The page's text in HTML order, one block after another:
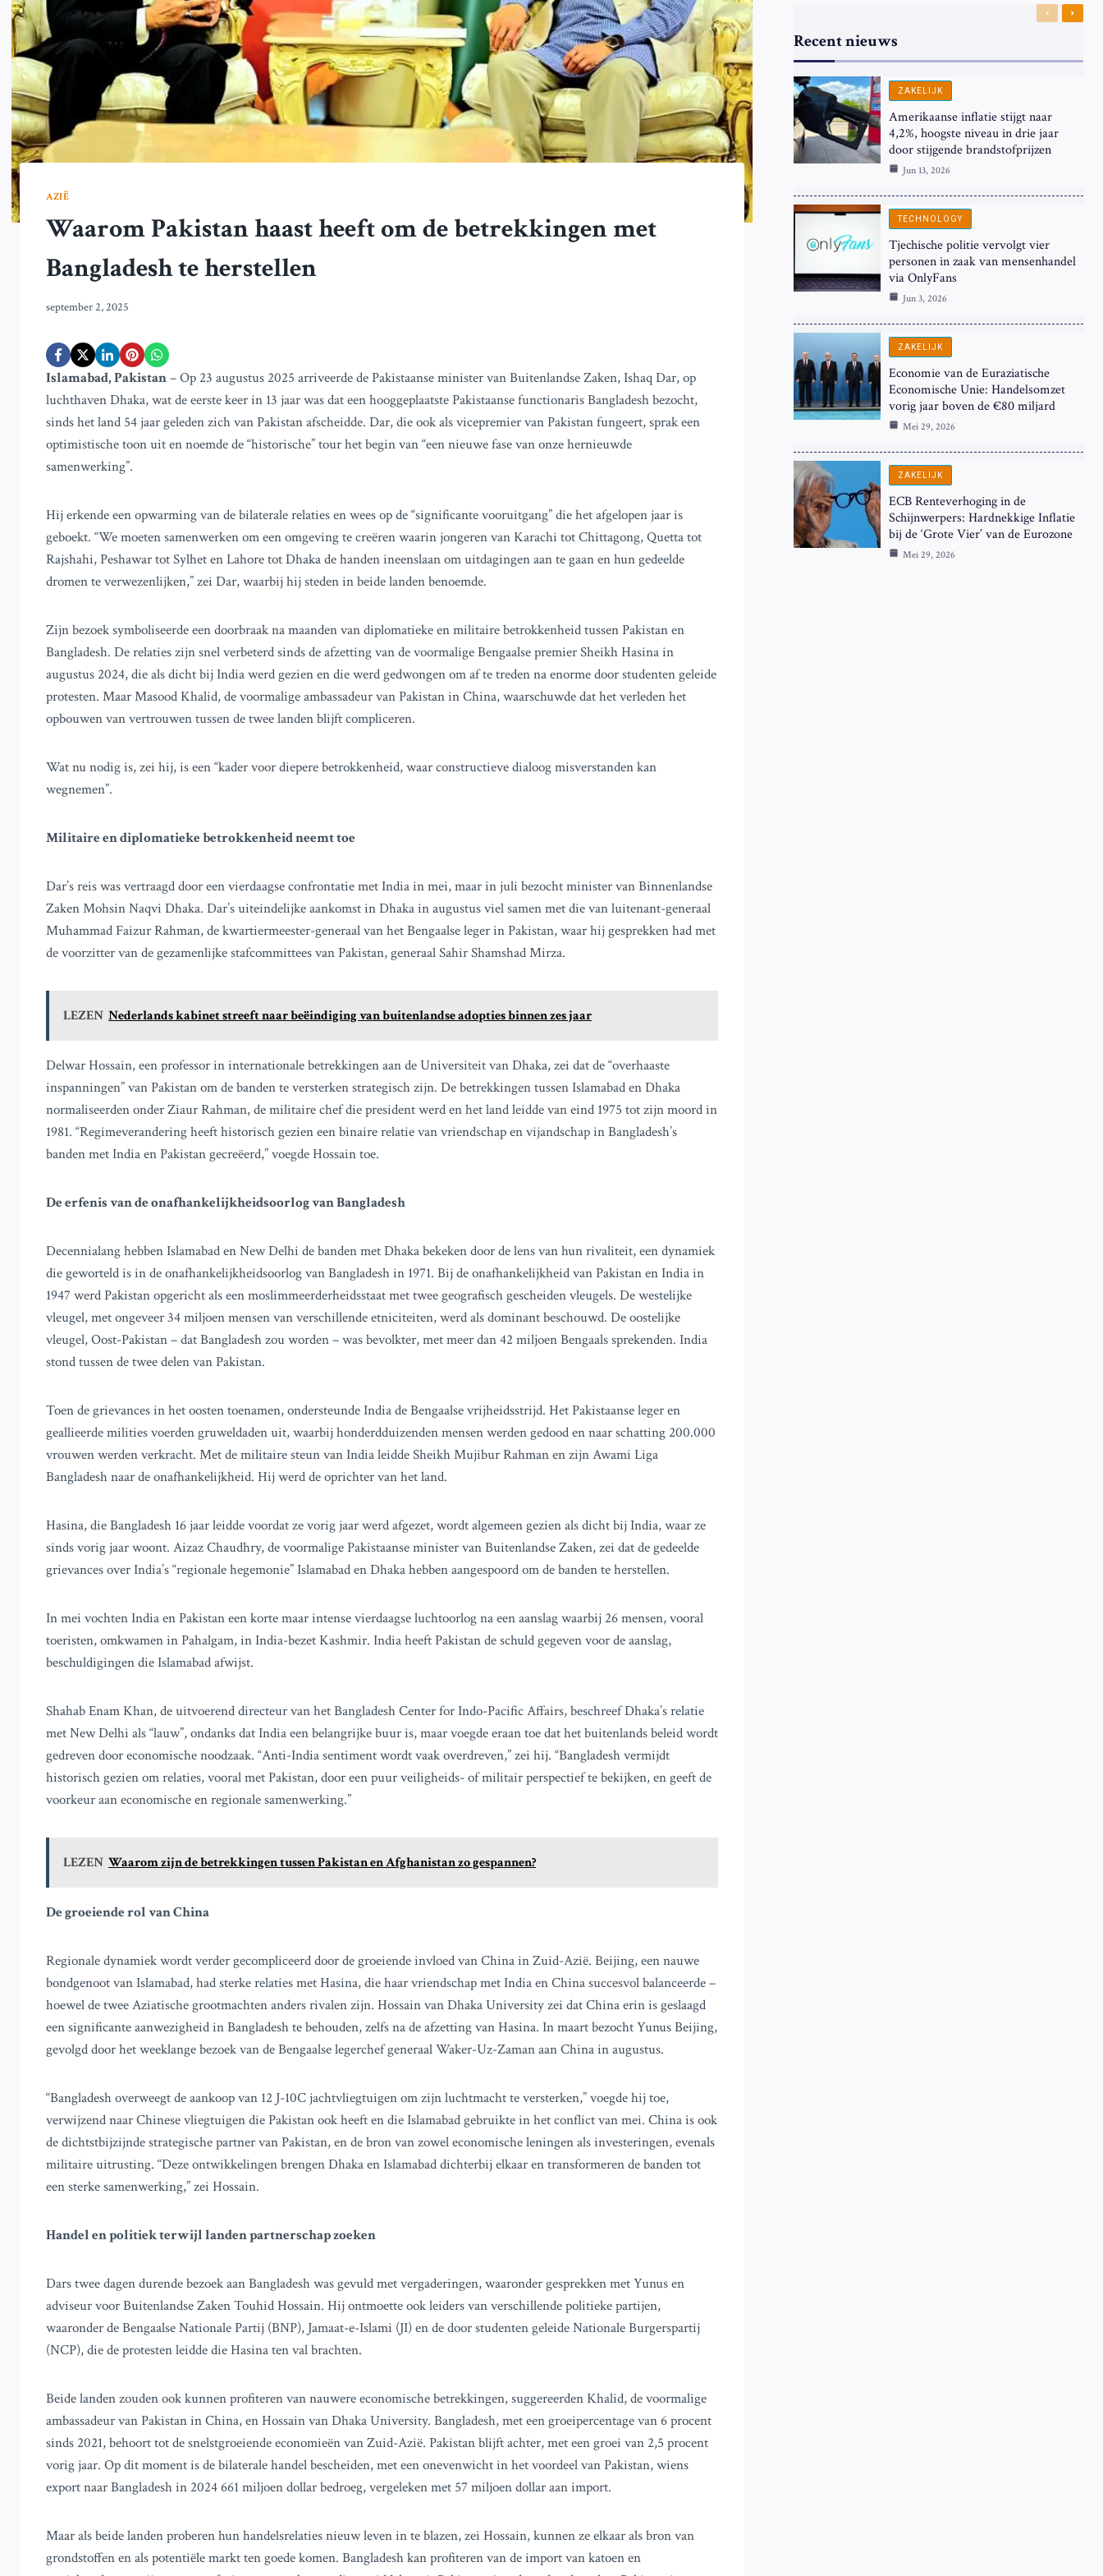
AZIË
Waarom Pakistan haast heeft om de betrekkingen met
Bangladesh te herstellen
september 2, 2025
Islamabad, Pakistan– Op 23 augustus 2025 arriveerde de Pakistaanse minister van Buitenlandse Zaken, Ishaq Dar, op
luchthaven Dhaka, wat de eerste keer in 13 jaar was dat een hooggeplaatste Pakistaanse functionaris Bangladesh bezocht,
sinds het land 54 jaar geleden zich van Pakistan afscheidde. Dar, die ook als vicepremier van Pakistan fungeert, sprak een
optimistische toon uit en noemde de “historische” tour het begin van “een nieuwe fase van onze hernieuwde
samenwerking”.
Hij erkende een opwarming van de bilaterale relaties en wees op de “significante vooruitgang” die het afgelopen jaar is
geboekt. “We moeten samenwerken om een omgeving te creëren waarin jongeren van Karachi tot Chittagong, Quetta tot
Rajshahi, Peshawar tot Sylhet en Lahore tot Dhaka de handen ineenslaan om uitdagingen aan te gaan en hun gedeelde
dromen te verwezenlijken,” zei Dar, waarbij hij steden in beide landen benoemde.
Zijn bezoek symboliseerde een doorbraak na maanden van diplomatieke en militaire betrokkenheid tussen Pakistan en
Bangladesh. De relaties zijn snel verbeterd sinds de afzetting van de voormalige Bengaalse premier Sheikh Hasina in
augustus 2024, die als dicht bij India werd gezien en die werd gedwongen om af te treden na enorme door studenten geleide
protesten. Maar Masood Khalid, de voormalige ambassadeur van Pakistan in China, waarschuwde dat het verleden het
opbouwen van vertrouwen tussen de twee landen blijft compliceren.
Wat nu nodig is, zei hij, is een “kader voor diepere betrokkenheid, waar constructieve dialoog misverstanden kan
wegnemen”.
Militaire en diplomatieke betrokkenheid neemt toe
Dar’s reis was vertraagd door een vierdaagse confrontatie met India in mei, maar in juli bezocht minister van Binnenlandse
Zaken Mohsin Naqvi Dhaka. Dar’s uiteindelijke aankomst in Dhaka in augustus viel samen met die van luitenant-generaal
Muhammad Faizur Rahman, de kwartiermeester-generaal van het Bengaalse leger in Pakistan, waar hij gesprekken had met
de voorzitter van de gezamenlijke stafcommittees van Pakistan, generaal Sahir Shamshad Mirza.
LEZEN Nederlands kabinet streeft naar beëindiging van buitenlandse adopties binnen zes jaar
Delwar Hossain, een professor in internationale betrekkingen aan de Universiteit van Dhaka, zei dat de “overhaaste
inspanningen” van Pakistan om de banden te versterken strategisch zijn. De betrekkingen tussen Islamabad en Dhaka
normaliseerden onder Ziaur Rahman, de militaire chef die president werd en het land leidde van eind 1975 tot zijn moord in
1981. “Regimeverandering heeft historisch gezien een binaire relatie van vriendschap en vijandschap in Bangladesh’s
banden met India en Pakistan gecreëerd,” voegde Hossain toe.
De erfenis van de onafhankelijkheidsoorlog van Bangladesh
Decennialang hebben Islamabad en New Delhi de banden met Dhaka bekeken door de lens van hun rivaliteit, een dynamiek
die geworteld is in de onafhankelijkheidsoorlog van Bangladesh in 1971. Bij de onafhankelijkheid van Pakistan en India in
1947 werd Pakistan opgericht als een moslimmeerderheidsstaat met twee geografisch gescheiden vleugels. De westelijke
vleugel, met ongeveer 34 miljoen mensen van verschillende etniciteiten, werd als dominant beschouwd. De oostelijke
vleugel, Oost-Pakistan – dat Bangladesh zou worden – was bevolkter, met meer dan 42 miljoen Bengaals sprekenden. India
stond tussen de twee delen van Pakistan.
Toen de grievances in het oosten toenamen, ondersteunde India de Bengaalse vrijheidsstrijd. Het Pakistaanse leger en
geallieerde milities voerden gruweldaden uit, waarbij honderdduizenden mensen werden gedood en naar schatting 200.000
vrouwen werden verkracht. Met de militaire steun van India leidde Sheikh Mujibur Rahman en zijn Awami Liga
Bangladesh naar de onafhankelijkheid. Hij werd de oprichter van het land.
Hasina, die Bangladesh 16 jaar leidde voordat ze vorig jaar werd afgezet, wordt algemeen gezien als dicht bij India, waar ze
sinds vorig jaar woont. Aizaz Chaudhry, de voormalige Pakistaanse minister van Buitenlandse Zaken, zei dat de gedeelde
grievances over India’s “regionale hegemonie” Islamabad en Dhaka hebben aangespoord om de banden te herstellen.
In mei vochten India en Pakistan een korte maar intense vierdaagse luchtoorlog na een aanslag waarbij 26 mensen, vooral
toeristen, omkwamen in Pahalgam, in India-bezet Kashmir. India heeft Pakistan de schuld gegeven voor de aanslag,
beschuldigingen die Islamabad afwijst.
Shahab Enam Khan, de uitvoerend directeur van het Bangladesh Center for Indo-Pacific Affairs, beschreef Dhaka’s relatie
met New Delhi als “lauw”, ondanks dat India een belangrijke buur is, maar voegde eraan toe dat het buitenlands beleid wordt
gedreven door economische noodzaak. “Anti-India sentiment wordt vaak overdreven,” zei hij. “Bangladesh vermijdt
historisch gezien om relaties, vooral met Pakistan, door een puur veiligheids- of militair perspectief te bekijken, en geeft de
voorkeur aan economische en regionale samenwerking.”
LEZEN Waarom zijn de betrekkingen tussen Pakistan en Afghanistan zo gespannen?
De groeiende rol van China
Regionale dynamiek wordt verder gecompliceerd door de groeiende invloed van China in Zuid-Azië. Beijing, een nauwe
bondgenoot van Islamabad, had sterke relaties met Hasina, die haar vriendschap met India en China succesvol balanceerde –
hoewel de twee Aziatische grootmachten anders rivalen zijn. Hossain van Dhaka University zei dat China erin is geslaagd
een significante aanwezigheid in Bangladesh te behouden, zelfs na de afzetting van Hasina. In maart bezocht Yunus Beijing,
gevolgd door het weeklange bezoek van de Bengaalse legerchef generaal Waker-Uz-Zaman aan China in augustus.
“Bangladesh overweegt de aankoop van 12 J-10C jachtvliegtuigen om zijn luchtmacht te versterken,” voegde hij toe,
verwijzend naar Chinese vliegtuigen die Pakistan ook heeft en die Islamabad gebruikte in het conflict van mei. China is ook
de dichtstbijzijnde strategische partner van Pakistan, en de bron van zowel economische leningen als investeringen, evenals
militaire uitrusting. “Deze ontwikkelingen brengen Dhaka en Islamabad dichterbij elkaar en transformeren de banden tot
een sterke samenwerking,” zei Hossain.
Handel en politiek terwijl landen partnerschap zoeken
Dars twee dagen durende bezoek aan Bangladesh was gevuld met vergaderingen, waaronder gesprekken met Yunus en
adviseur voor Buitenlandse Zaken Touhid Hossain. Hij ontmoette ook leiders van verschillende politieke partijen,
waaronder de Bengaalse Nationale Partij (BNP), Jamaat-e-Islami (JI) en de door studenten geleide Nationale Burgerspartij
(NCP), die de protesten leidde die Hasina ten val brachten.
Beide landen zouden ook kunnen profiteren van nauwere economische betrekkingen, suggereerden Khalid, de voormalige
ambassadeur van Pakistan in China, en Hossain van Dhaka University. Bangladesh, met een groeipercentage van 6 procent
sinds 2021, behoort tot de snelstgroeiende economieën van Zuid-Azië. Pakistan blijft achter, met een groei van 2,5 procent
vorig jaar. Op dit moment is de bilaterale handel bescheiden, met een onevenwicht in het voordeel van Pakistan, wiens
export naar Bangladesh in 2024 661 miljoen dollar bedroeg, vergeleken met 57 miljoen dollar aan import.
Maar als beide landen proberen hun handelsrelaties nieuw leven in te blazen, zei Hossain, kunnen ze elkaar als bron van
grondstoffen en als potentiële markt ten goede komen. Bangladesh kan profiteren van de import van katoen en
Recent nieuws
Previous
Next
ZAKELIJK
Amerikaanse inflatie stijgt naar
4,2%, hoogste niveau in drie jaar
door stijgende brandstofprijzen
Jun 13, 2026
TECHNOLOGY
Tjechische politie vervolgt vier
personen in zaak van mensenhandel
via OnlyFans
Jun 3, 2026
ZAKELIJK
Economie van de Euraziatische
Economische Unie: Handelsomzet
vorig jaar boven de €80 miljard
Mei 29, 2026
ZAKELIJK
ECB Renteverhoging in de
Schijnwerpers: Hardnekkige Inflatie
bij de ‘Grote Vier’ van de Eurozone
Mei 29, 2026